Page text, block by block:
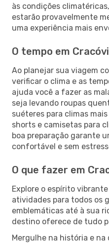
às condições
estarão provavelmente
uma experiência mais
O tempo em
Ao planejar sua viagem
verificar o clima e as
ajuda você a fazer as
seja levando roupas
suéteres para climas
shorts e camisetas para
boa preparação garante
confortável e sem
O que fazer em
Explore o espírito
atividades para todos os
emblemáticas até à sua
destino oferece de tudo
Mergulhe na história e